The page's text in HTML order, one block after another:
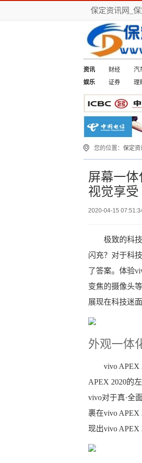
保定资讯网_
资讯 财经 汽
娱乐
证券 理
您的位置： 保定资
屏幕一
视觉享受
2020-04-15
极致的科
闪充？对于科
了答案。体验
变焦的摄像头
展现在科技迷面
外观一体
vivo
APEX 2020的
vivo对于真·全
裹在vivo
现出vivo APEX